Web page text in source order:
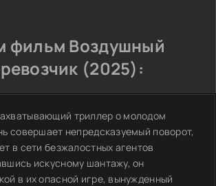
фильм Воздушный
(2025):
триллер о молодом
совершает непредсказуемый поворот,
в сети безжалостных агентов
искусному шантажу, он
в их опасной игре, вынужденный